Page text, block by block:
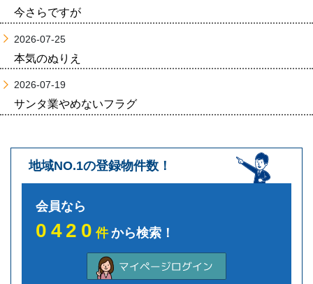
今さらですが
2026-07-25
本気のぬりえ
2026-07-19
サンタ業やめないフラグ
地域NO.1の登録物件数！
会員なら
0420件から検索！